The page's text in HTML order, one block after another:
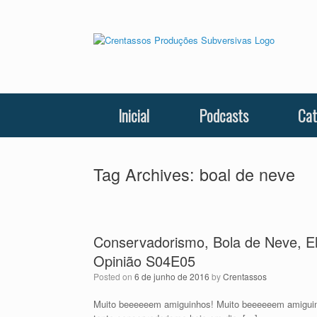
Inicial Podcasts
Tag Archives: boal de neve
Conservadorismo, Bola de Neve,
Opinião S04E05
Posted on 6 de junho de 2016 byCrentassos
Muito beeeeeem amiguinhos! Muito beeeeeem